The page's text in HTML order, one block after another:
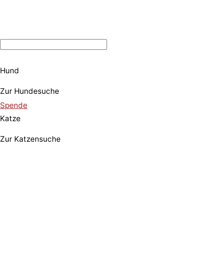
Hund
Zur Hundesuche
Spende
Katze
Zur Katzensuche